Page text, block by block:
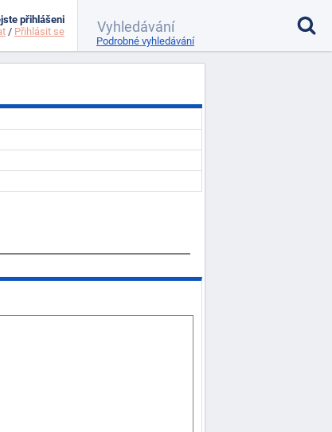
přihlášeni
/ Přihlásit se
Podrobné vyhledávání